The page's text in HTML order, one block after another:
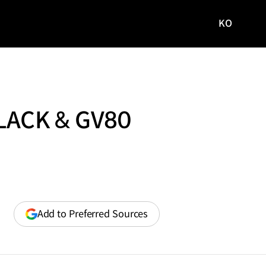
사이트로
KO
& GV80
Add to Preferred Sources (opens
in